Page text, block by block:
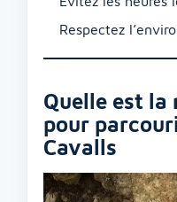
Respectez
Quelle est la
pour
Cavalls